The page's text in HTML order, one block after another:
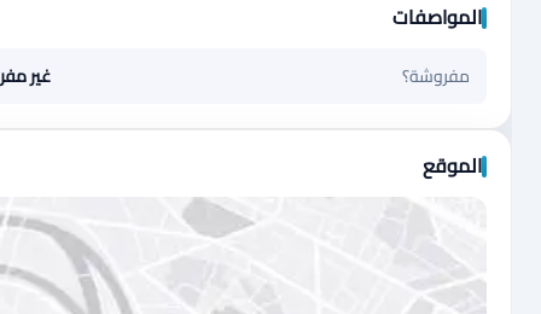
المواصفات
مفروشة؟ غير
الموقع